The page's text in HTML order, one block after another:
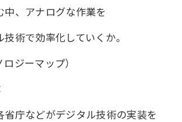
中、アナログな作業を
術で効率化していくか。
ロジーマップ）
省庁などがデジタル技術の実装を